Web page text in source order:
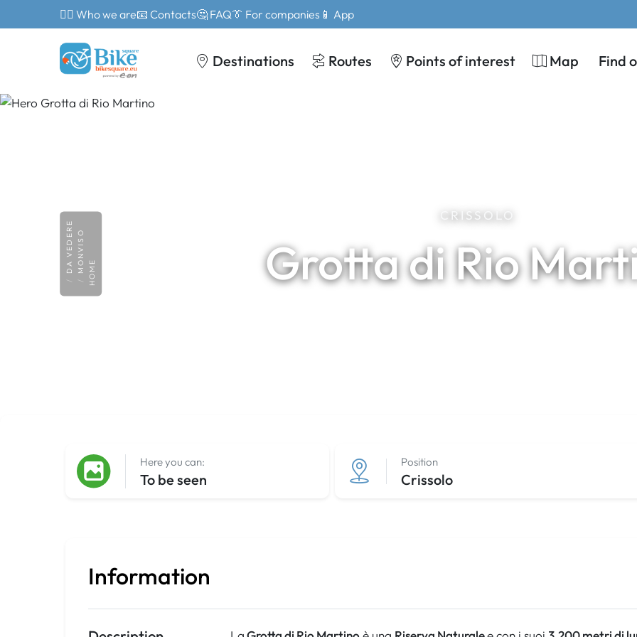
🙎‍♂️ Who we are📧 Contacts🤔 FAQ👔 For companies 📱 App
Destinations Routes Points of interest Map Find
CRISSOLO
Grotta di Rio
HOME
MONVISO
DA VEDERE
Here you can:
To be seen
Position
Crissolo
Information